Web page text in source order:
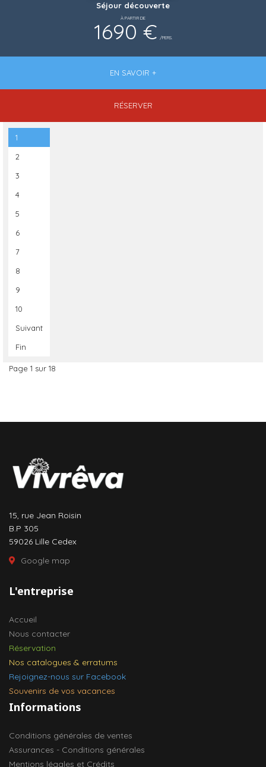
Séjour découverte
À PARTIR DE
1690 € /PERS.
EN SAVOIR +
RÉSERVER
1
2
3
4
5
6
7
8
9
10
Suivant
Fin
Page 1 sur 18
15, rue Jean Roisin
B.P 305
59026 Lille Cedex
Google map
L'entreprise
Accueil
Nous contacter
Réservation
Nos catalogues & erratums
Rejoignez-nous sur Facebook
Souvenirs de vos vacances
Informations
Conditions générales de ventes
Assurances - Conditions générales
Mentions légales et Crédits